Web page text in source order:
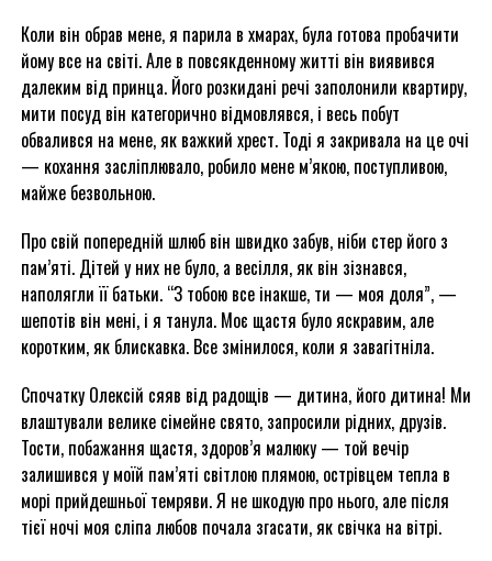
Коли він обрав мене, я парила в хмарах, була готова пробачити
йому все на світі. Але в повсякденному житті він виявився
далеким від принца. Його розкидані речі заполонили квартиру,
мити посуд він категорично відмовлявся, і весь побут
обвалився на мене, як важкий хрест. Тоді я закривала на це очі
— кохання засліплювало, робило мене м’якою, поступливою,
майже безвольною.
Про свій попередній шлюб він швидко забув, ніби стер його з
пам’яті. Дітей у них не було, а весілля, як він зізнався,
наполягли її батьки. “З тобою все інакше, ти — моя доля”, —
шепотів він мені, і я танула. Моє щастя було яскравим, але
коротким, як блискавка. Все змінилося, коли я завагітніла.
Спочатку Олексій сяяв від радощів — дитина, його дитина! Ми
влаштували велике сімейне свято, запросили рідних, друзів.
Тости, побажання щастя, здоров’я малюку — той вечір
залишився у моїй пам’яті світлою плямою, острівцем тепла в
морі прийдешньої темряви. Я не шкодую про нього, але після
тієї ночі моя сліпа любов почала згасати, як свічка на вітрі.